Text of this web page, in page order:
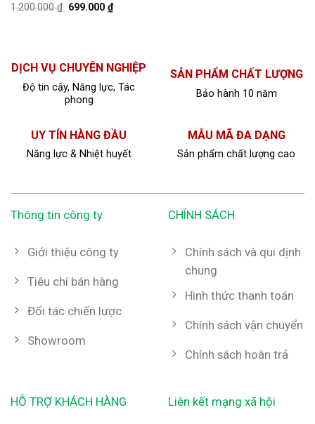
1.200.000₫ 699.000₫
DỊCH VỤ CHUYÊN NGHIỆP
Độ tin cậy, Năng lực, Tác
phong
SẢN PHẨM CHẤT LƯỢNG
Bảo hành 10 năm
UY TÍN HÀNG ĐẦU
Năng lực & Nhiệt huyết
MẪU MÃ ĐA DẠNG
Sản phẩm chất lượng cao
Thông tin công ty
Giới thiệu công ty
Tiêu chí bán hàng
Đối tác chiến lược
Showroom
CHÍNH SÁCH
Chính sách và qui dịnh
chung
Hình thức thanh toán
Chính sách vận chuyển
Chính sách hoàn trả
HỖ TRỢ KHÁCH HÀNG Liên kết mạng xã hội